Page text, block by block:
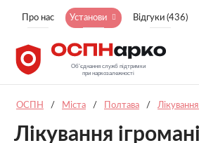
Про нас Установи Відгуки (436)
ОСПН / Міста / Полтава / Лікування
Лікування